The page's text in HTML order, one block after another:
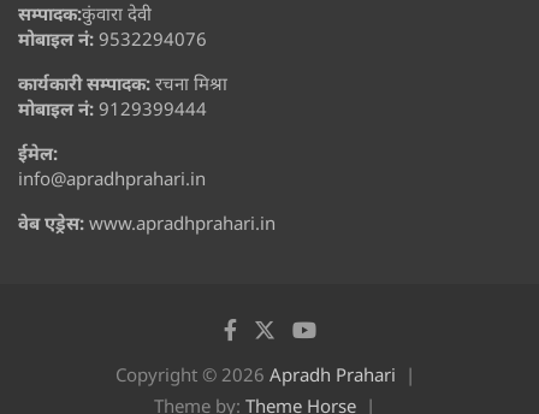
सम्पादक:कुंवारा देवी
मोबाइल नं: 9532294076
कार्यकारी सम्पादक: रचना मिश्रा
मोबाइल नं: 9129399444
ईमेल:
info@apradhprahari.in
वेब एड्रेस: www.apradhprahari.in
Copyright © 2026 Apradh Prahari
Theme by: Theme Horse